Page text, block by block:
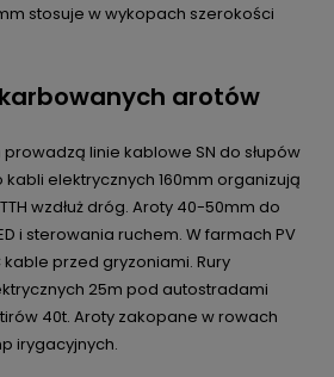
stosuje w wykopach szerokości
arotów
linie kablowe SN do słupów
kabli elektrycznych 160mm organizują
wzdłuż dróg. Aroty 40-50mm do
i sterowania ruchem. W farmach PV
kable przed gryzoniami. Rury
25m pod autostradami
40t. Aroty zakopane w rowach
irygacyjnych.